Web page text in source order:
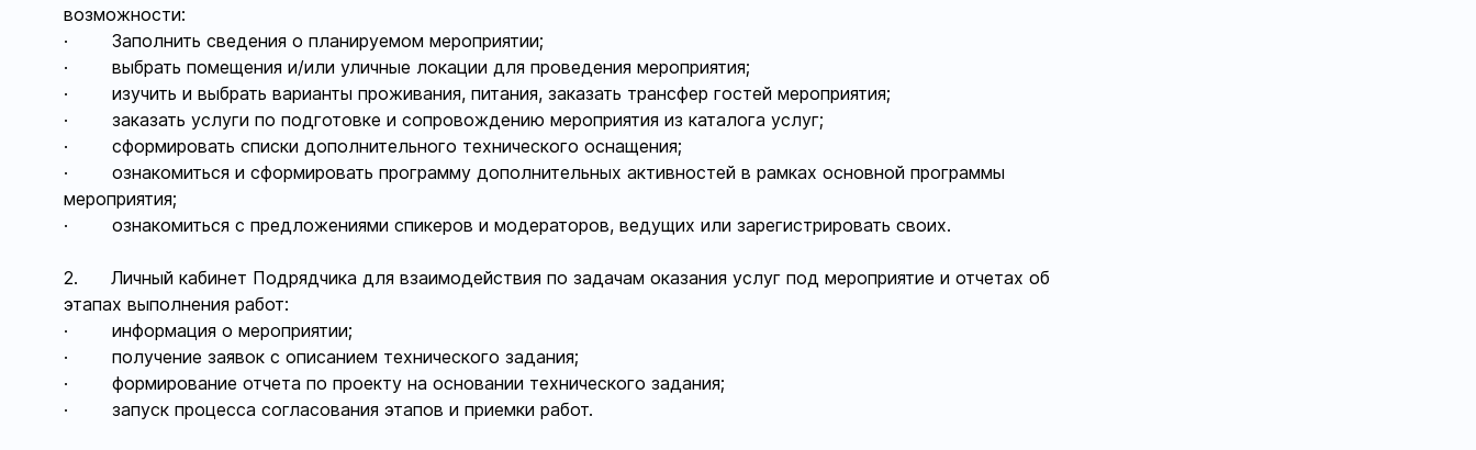
возможности:
· Заполнить сведения о планируемом мероприятии;
· выбрать помещения и/или уличные локации для проведения мероприятия;
· изучить и выбрать варианты проживания, питания, заказать трансфер гостей мероприятия;
· заказать услуги по подготовке и сопровождению мероприятия из каталога услуг;
· сформировать списки дополнительного технического оснащения;
· ознакомиться и сформировать программу дополнительных активностей в рамках основной программы
мероприятия;
· ознакомиться с предложениями спикеров и модераторов, ведущих или зарегистрировать своих.
2. Личный кабинет Подрядчика для взаимодействия по задачам оказания услуг под мероприятие и отчетах об
этапах выполнения работ:
· информация о мероприятии;
· получение заявок с описанием технического задания;
· формирование отчета по проекту на основании технического задания;
· запуск процесса согласования этапов и приемки работ.